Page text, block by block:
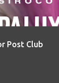
Post Club